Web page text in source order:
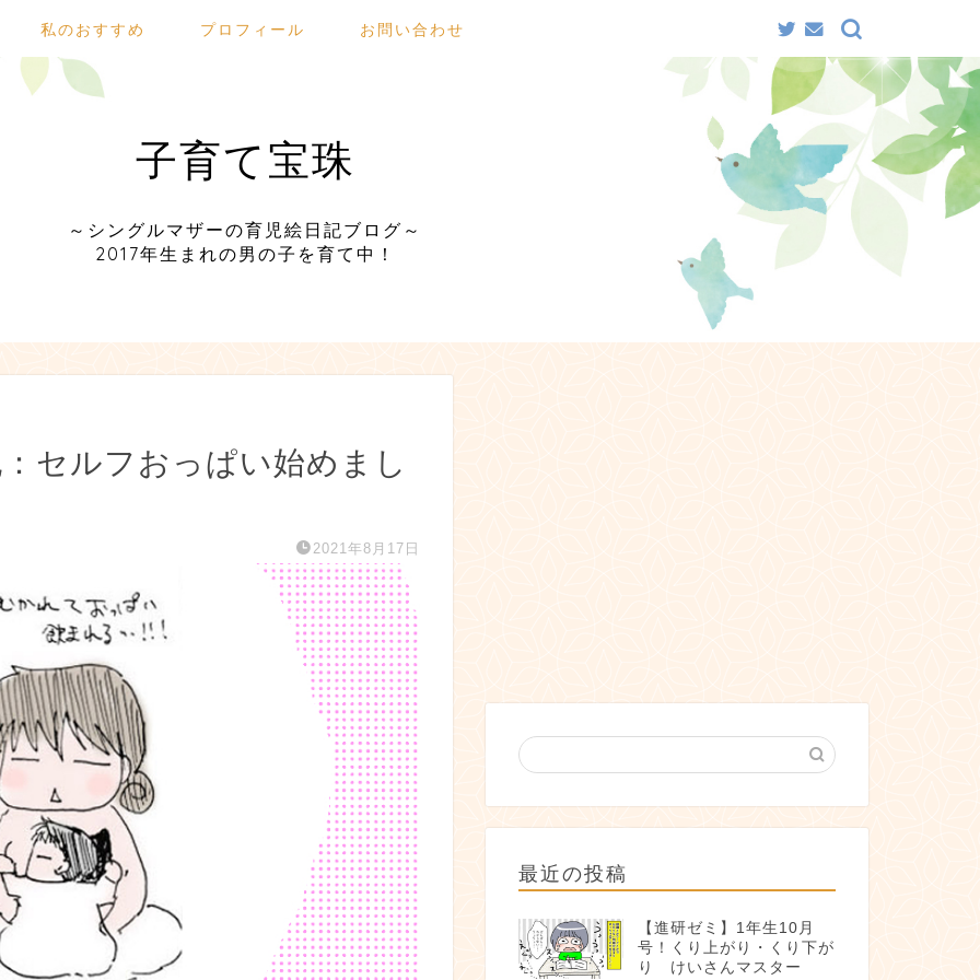
私のおすすめ プロフィール お問い合わせ
子育て宝珠
～シングルマザーの育児絵日記ブログ～
2017年生まれの男の子を育て中！
セルフおっぱい始めまし
2021年8月17日
最近の投稿
【進研ゼミ】1年生10月
号！くり上がり・くり下が
り けいさんマスター